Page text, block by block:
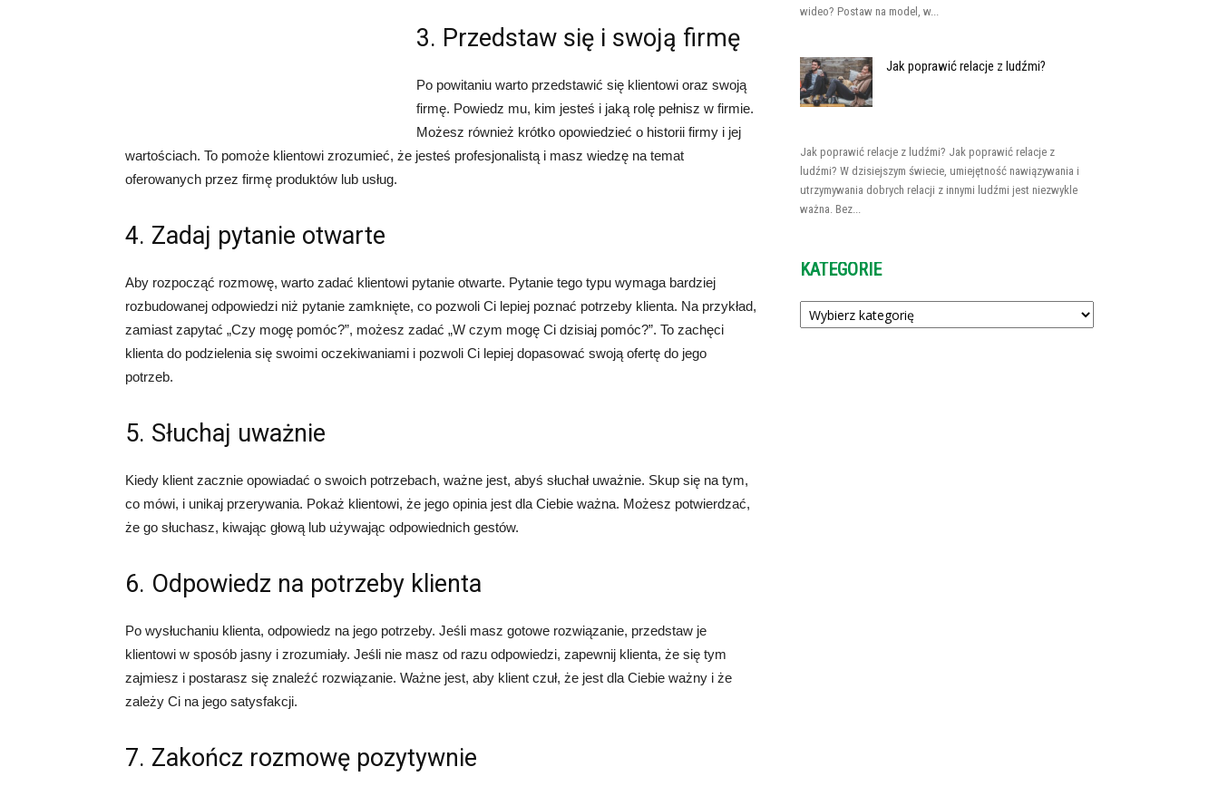
3. Przedstaw się i swoją firmę
Po powitaniu warto przedstawić się klientowi oraz swoją
firmę. Powiedz mu, kim jesteś i jaką rolę pełnisz w firmie.
Możesz również krótko opowiedzieć o historii firmy i jej
wartościach. To pomoże klientowi zrozumieć, że jesteś profesjonalistą i masz wiedzę na temat
oferowanych przez firmę produktów lub usług.
4. Zadaj pytanie otwarte
Aby rozpocząć rozmowę, warto zadać klientowi pytanie otwarte. Pytanie tego typu wymaga bardziej
rozbudowanej odpowiedzi niż pytanie zamknięte, co pozwoli Ci lepiej poznać potrzeby klienta. Na przykład,
zamiast zapytać „Czy mogę pomóc?”, możesz zadać „W czym mogę Ci dzisiaj pomóc?”. To zachęci
klienta do podzielenia się swoimi oczekiwaniami i pozwoli Ci lepiej dopasować swoją ofertę do jego
potrzeb.
5. Słuchaj uważnie
Kiedy klient zacznie opowiadać o swoich potrzebach, ważne jest, abyś słuchał uważnie. Skup się na tym,
co mówi, i unikaj przerywania. Pokaż klientowi, że jego opinia jest dla Ciebie ważna. Możesz potwierdzać,
że go słuchasz, kiwając głową lub używając odpowiednich gestów.
6. Odpowiedz na potrzeby klienta
Po wysłuchaniu klienta, odpowiedz na jego potrzeby. Jeśli masz gotowe rozwiązanie, przedstaw je
klientowi w sposób jasny i zrozumiały. Jeśli nie masz od razu odpowiedzi, zapewnij klienta, że się tym
zajmiesz i postarasz się znaleźć rozwiązanie. Ważne jest, aby klient czuł, że jest dla Ciebie ważny i że
zależy Ci na jego satysfakcji.
7. Zakończ rozmowę pozytywnie
wideo? Postaw na model, w...
Jak poprawić relacje z ludźmi?
Jak poprawić relacje z ludźmi? Jak poprawić relacje z
ludźmi? W dzisiejszym świecie, umiejętność nawiązywania i
utrzymywania dobrych relacji z innymi ludźmi jest niezwykle
ważna. Bez...
KATEGORIE
Kategorie